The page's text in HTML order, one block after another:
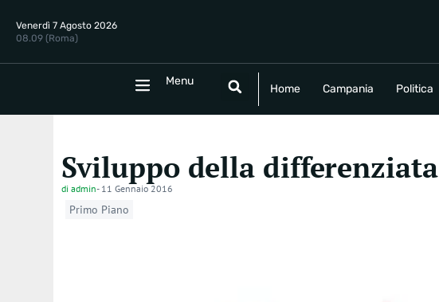
Venerdì 7 Agosto 2026
08.09 (Roma)
Menu
Home Campania Politica
Home Campania Politica Economia
Sviluppo della
di admin- 11 Gennaio 2016
Primo Piano